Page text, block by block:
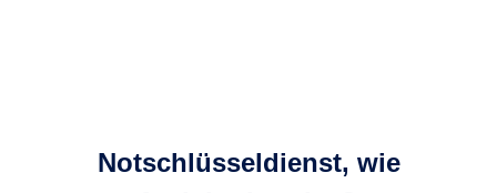
Notschlüsseldienst, wie